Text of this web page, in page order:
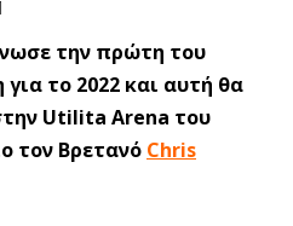
την πρώτη του
το 2022 και αυτή θα
Utilita Arena του
τον Βρετανό Chris